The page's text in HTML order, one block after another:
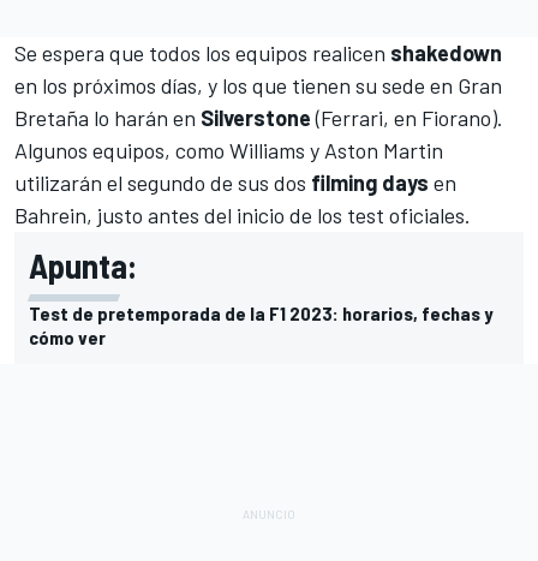
Se espera que todos los equipos realicen shakedown
en los próximos días, y los que tienen su sede en Gran
Bretaña lo harán en Silverstone(Ferrari, en Fiorano).
Algunos equipos, como Williams y Aston Martin
utilizarán el segundo de sus dos filming days en
Bahrein, justo antes del inicio de los test oficiales.
Apunta:
Test de pretemporada de la F1 2023: horarios, fechas y
cómo ver